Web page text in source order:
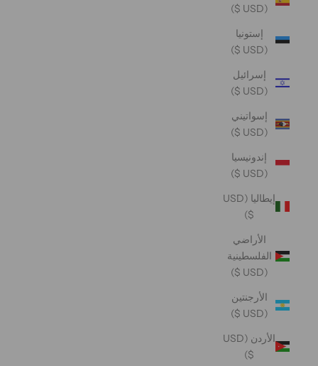
(USD $)
إستونيا
(USD $)
إسرائيل
(USD $)
إسواتيني
(USD $)
إندونيسيا
(USD $)
إيطاليا (USD
$)
الأراضي
الفلسطينية
(USD $)
الأرجنتين
(USD $)
الأردن (USD
$)